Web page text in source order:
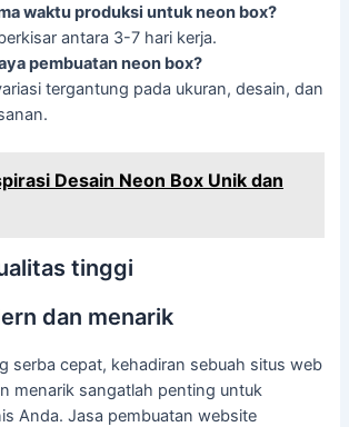
waktu produksi untuk neon box?
antara 3-7 hari kerja.
pembuatan neon box?
tergantung pada ukuran, desain, dan
Desain Neon Box Unik dan
tinggi
dan menarik
serba cepat, kehadiran sebuah situs web
menarik sangatlah penting untuk
Anda. Jasa pembuatan website